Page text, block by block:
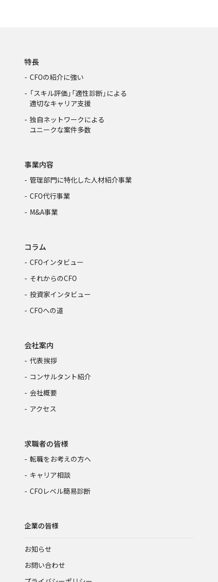
特長
CFOの紹介に強い
「スキル評価」「適性診断」による
適切なキャリア支援
独自ネットワークによる
ユニークな案件多数
事業内容
管理部門に特化した人材紹介事業
CFO代行事業
M&A事業
コラム
CFOインタビュー
それからのCFO
投資家インタビュー
CFOへの道
会社案内
代表挨拶
コンサルタント紹介
会社概要
アクセス
求職者の皆様
転職をお考えの方へ
キャリア相談
CFOレベル簡易診断
企業の皆様
お知らせ
お問い合わせ